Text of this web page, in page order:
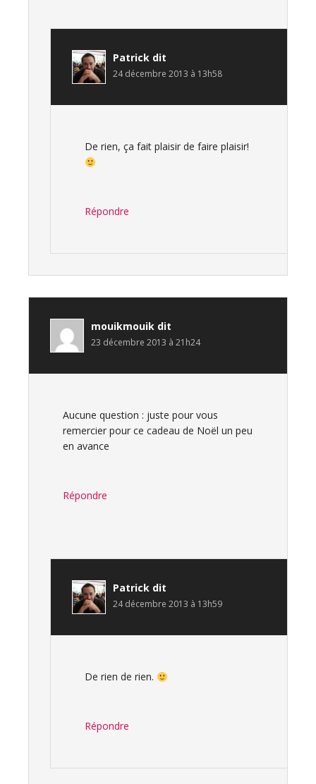
Patrick dit
24 décembre 2013 à 13h58
De rien, ça fait plaisir de faire plaisir!
Répondre
mouikmouik dit
23 décembre 2013 à 21h24
Aucune question : juste pour vous
remercier pour ce cadeau de Noël un peu
en avance
Répondre
Patrick dit
24 décembre 2013 à 13h59
De rien de rien.
Répondre